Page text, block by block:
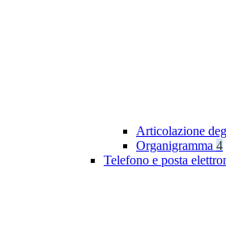
Articolazione
Organigramma 4
Telefono e posta